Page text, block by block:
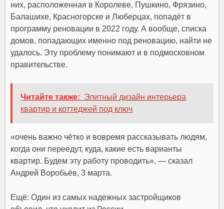
них, расположенная в Королеве, Пушкино, Фрязино,
Балашихе, Красногорске и Люберцах, попадёт в
программу реновации в 2022 году. А вообще, списка
домов, попадающих именно под реновацию, найти не
удалось. Эту проблему понимают и в подмосковном
правительстве.
Читайте также: Элитный дизайн интерьера
квартир и коттеджей под ключ
«очень важно чётко и вовремя рассказывать людям,
когда они переедут, куда, какие есть варианты
квартир. Будем эту работу проводить», — сказал
Андрей Воробьёв, 3 марта.
Ещё: Один из самых надежных застройщиков